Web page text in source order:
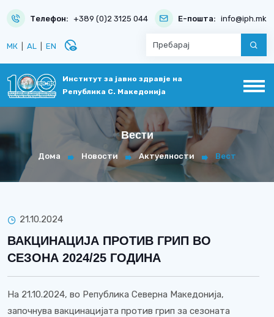
Телефон: +389 (0)2 3125 044 Е-пошта: info@iph.mk
МК AL EN disabled_visible
Институт за јавно здравје на
Република С. Македонија
Вести
Дома Новости Актуелности Вест
21.10.2024
ВАКЦИНАЦИЈА ПРОТИВ ГРИП ВО
СЕЗОНА 2024/25 ГОДИНА
На 21.10.2024, во Република Северна Македонија,
започнува вакцинацијата против грип за сезоната